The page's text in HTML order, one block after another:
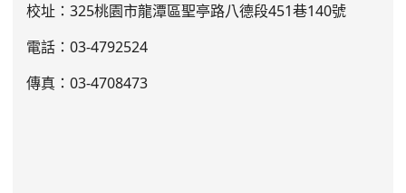
校址：325桃園市龍潭區聖亭路八德段451巷140號
電話：03-4792524
傳真：03-4708473